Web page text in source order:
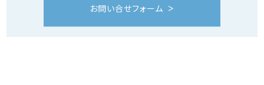
お問い合せフォーム